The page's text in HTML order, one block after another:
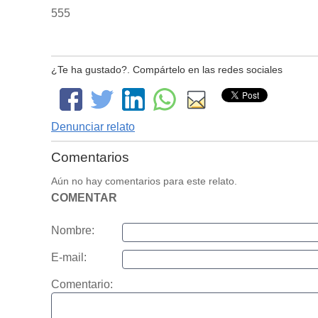
555
¿Te ha gustado?. Compártelo en las redes sociales
Denunciar relato
Comentarios
Aún no hay comentarios para este relato.
COMENTAR
Nombre:
E-mail:
Comentario: